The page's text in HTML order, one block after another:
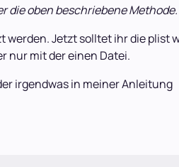
die oben beschriebene Methode.
werden. Jetzt solltet ihr die plist
nur mit der einen Datei.
irgendwas in meiner Anleitung